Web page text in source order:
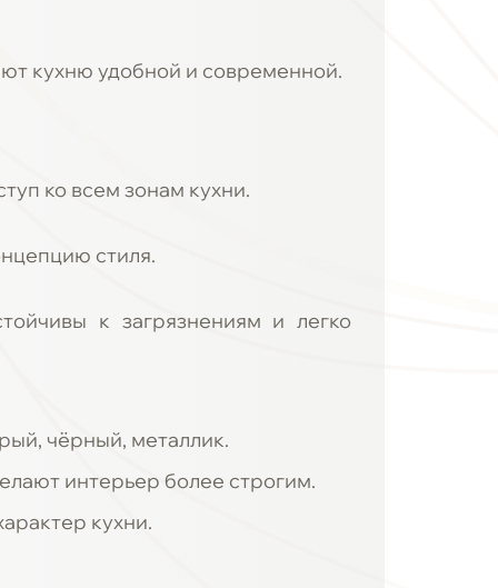
кухню удобной и современной.
ко всем зонам кухни.
стиля.
к загрязнениям и легко
чёрный, металлик.
интерьер более строгим.
кухни.